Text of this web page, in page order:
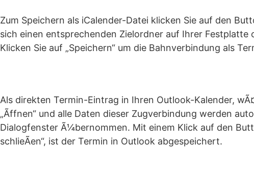
Zum Speichern als iCalender-Datei klicken Sie auf den
sich einen entsprechenden Zielordner auf Ihrer Festplatte
Klicken Sie auf „Speichern“ um die Bahnverbindung als
Als direkten Termin-Eintrag in Ihren Outlook-Kalender,
„Ãffnen“ und alle Daten dieser Zugverbindung werden
Dialogfenster Ã¼bernommen. Mit einem Klick auf den
schlieÃen“, ist der Termin in Outlook abgespeichert.